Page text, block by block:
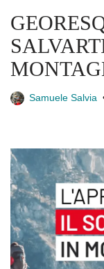
Samuele Salvia